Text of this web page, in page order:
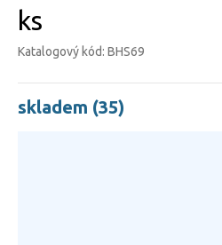
ks
Katalogový kód: BHS69
skladem (35)